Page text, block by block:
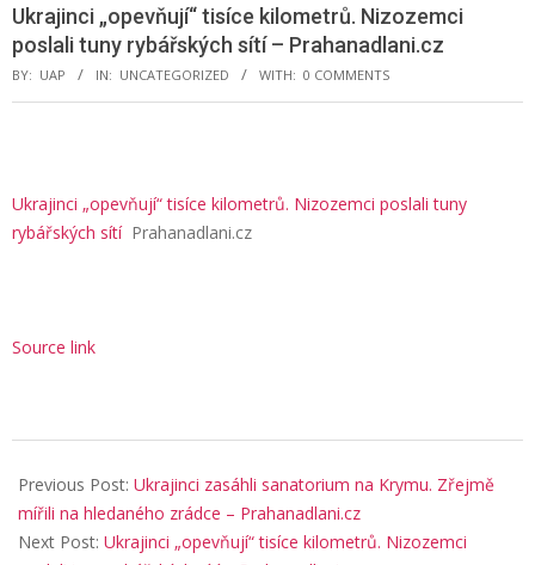
Ukrajinci „opevňují“ tisíce kilometrů. Nizozemci
poslali tuny rybářských sítí – Prahanadlani.cz
BY: UAP IN: UNCATEGORIZED WITH: 0 COMMENTS
Ukrajinci „opevňují“ tisíce kilometrů. Nizozemci poslali tuny
rybářských sítí Prahanadlani.cz
Source link
09-
26
Previous Post: Ukrajinci zasáhli sanatorium na Krymu. Zřejmě
mířili na hledaného zrádce – Prahanadlani.cz
Next Post: Ukrajinci „opevňují“ tisíce kilometrů. Nizozemci